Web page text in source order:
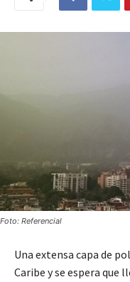
Foto: Referencial
Una extensa capa de
Caribe y se espera que